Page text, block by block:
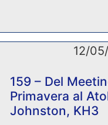
12/
159 – Del
Primavera al
Johnston, KH3